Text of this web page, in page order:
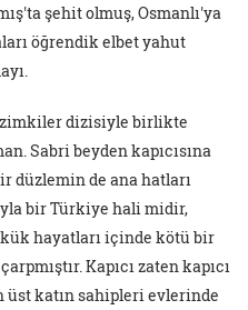
şehit olmuş, Osmanlı'ya
öğrendik elbet yahut
dizisiyle birlikte
Sabri beyden kapıcısına
düzlemin de ana hatları
bir Türkiye hali midir,
hayatları içinde kötü bir
Kapıcı zaten kapıcı
üst katın sahipleri evlerinde